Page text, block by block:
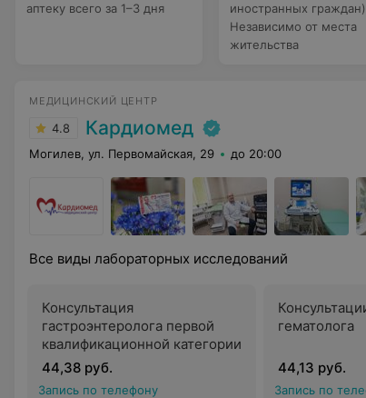
аптеку всего за 1–3 дня
иностранных граждан)
Независимо от места
жительства
МЕДИЦИНСКИЙ ЦЕНТР
4.8 Кардиомед
Могилев, ул. Первомайская, 29 до 20:00
Все виды лабораторных исследований
Консультация
гастроэнтеролога первой
квалификационной категории
44,38 руб.
Запись по телефону
гематолога
44,13 руб.
Запись по